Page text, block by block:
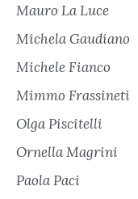
Mauro La Luce
Michela Gaudiano
Michele Fianco
Mimmo Frassineti
Olga Piscitelli
Ornella Magrini
Paola Paci